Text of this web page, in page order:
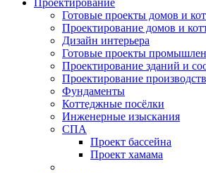
Проектирование
Готовые проекты домов и
Проектирование домов и
Дизайн интерьера
Готовые проекты
Проектирование зданий и
Проектирование производств
Фундаменты
Коттеджные посёлки
Инженерные изыскания
СПА
Проект бассейна
Проект хамама